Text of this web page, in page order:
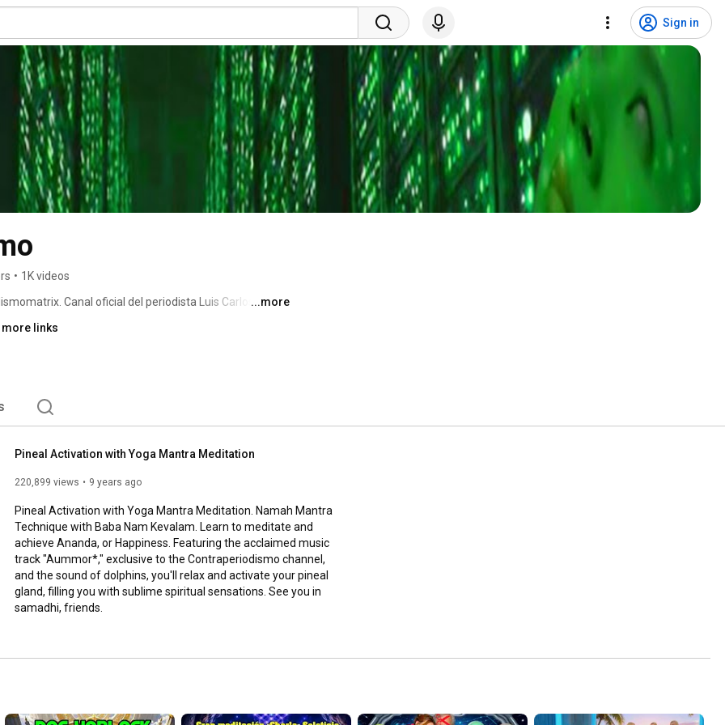
Sign in
• 1K videos
Canal oficial del periodista Luis Carlos
te ocultan los Mass Mierda y los conspiranoicos rata.
como Calor Glacial, La macroestafa del sida,
de los vampiros bakaladeros y Best readers como
...more
more links
Pineal Activation with Yoga Mantra Meditation
220,899 views 9 years ago
Pineal Activation with Yoga Mantra Meditation. Namah Mantra
Technique with Baba Nam Kevalam. Learn to meditate and
achieve Ananda, or Happiness. Featuring the acclaimed music
track "Aummor*," exclusive to the Contraperiodismo channel,
and the sound of dolphins, you'll relax and activate your pineal
gland, filling you with sublime spiritual sensations. See you in
samadhi, friends.